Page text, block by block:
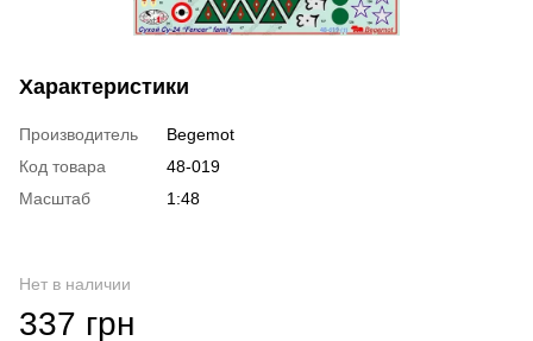
Характеристики
Производитель
Begemot
Код товара
48-019
Масштаб
1:48
Нет в наличии
337 грн